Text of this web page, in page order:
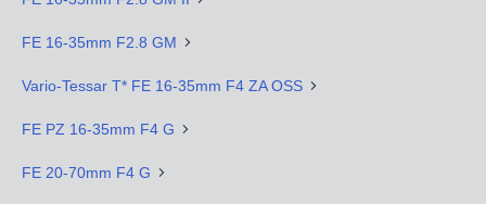
FE 16-35mm F2.8 GM
Vario-Tessar T* FE 16-35mm F4 ZA OSS
FE PZ 16-35mm F4 G
FE 20-70mm F4 G